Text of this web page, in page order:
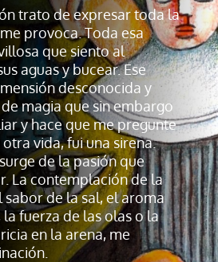
trato de expresar toda la
provoca. Toda esa
que siento al
aguas y bucear. Ese
desconocida y
magia que sin embargo
y hace que me pregunte
otra vida, fui una sirena.
de la pasión que
La contemplación de la
sabor de la sal, el aroma
fuerza de las olas o la
en la arena, me